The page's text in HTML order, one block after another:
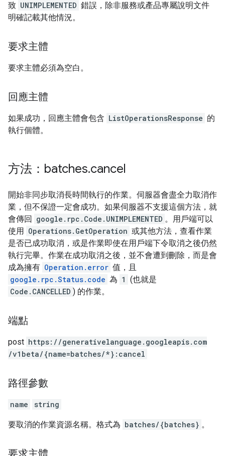
致 UNIMPLEMENTED 錯誤，除非服務或產品專屬說明文件
明確記載其他情況。
要求主體
要求主體必須為空白。
回應主體
如果成功，回應主體會包含 ListOperationsResponse 的
執行個體。
方法：batches.cancel
開始非同步取消長時間執行的作業。伺服器會盡全力取消作
業，但不保證一定會成功。如果伺服器不支援這個方法，就
會傳回 google.rpc.Code.UNIMPLEMENTED 。用戶端可以
使用 Operations.GetOperation 或其他方法，查看作業
是否已成功取消，或是作業即使在用戶端下令取消之後仍然
執行完畢。作業在成功取消之後，並不會遭到刪除，而是會
成為擁有 Operation.error 值，且
google.rpc.Status.code 為 1 (也就是
Code.CANCELLED ) 的作業。
端點
post https: / /generativelanguage.googleapis.com
/v1beta/{name=batches/*}:cancel
路徑參數
name string
要取消的作業資源名稱。格式為 batches/{batches} 。